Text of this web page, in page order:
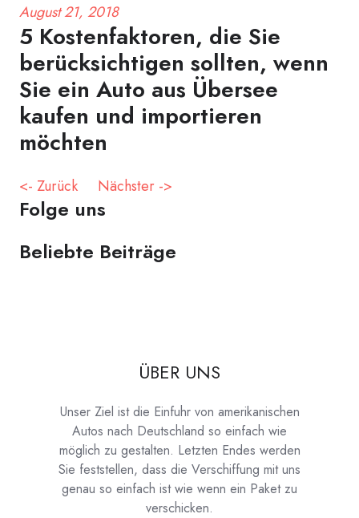
August 21, 2018
5 Kostenfaktoren, die Sie
berücksichtigen sollten, wenn
Sie ein Auto aus Übersee
kaufen und importieren
möchten
<- Zurück Nächster ->
Folge uns
Beliebte Beiträge
ÜBER UNS
Unser Ziel ist die Einfuhr von amerikanischen
Autos nach Deutschland so einfach wie
möglich zu gestalten. Letzten Endes werden
Sie feststellen, dass die Verschiffung mit uns
genau so einfach ist wie wenn ein Paket zu
verschicken.